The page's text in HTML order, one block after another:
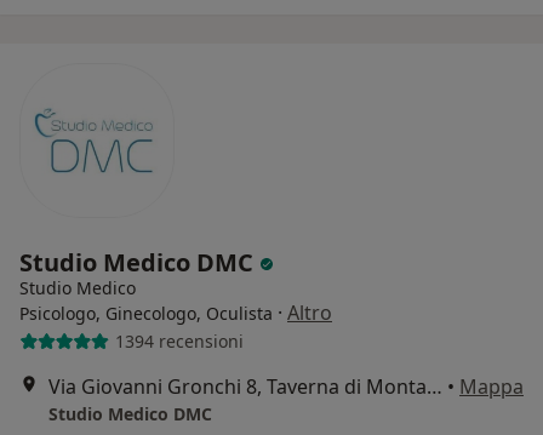
Studio Medico DMC
Studio Medico
Psicologo, Ginecologo, Oculista · Altro
1394 recensioni
Via Giovanni Gronchi 8, Taverna di Montalto Uffugo • Mappa
Studio Medico DMC